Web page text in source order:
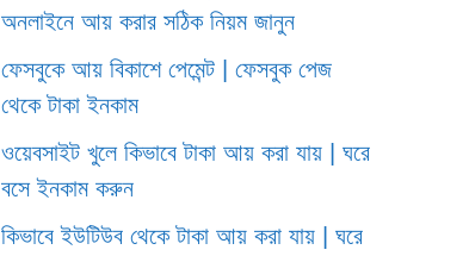
অনলাইনে আয় করার সঠিক নিয়ম জানুন
ফেসবুকে আয় বিকাশে পেমেন্ট | ফেসবুক পেজ
থেকে টাকা ইনকাম
ওয়েবসাইট খুলে কিভাবে টাকা আয় করা যায় | ঘরে
বসে ইনকাম করুন
কিভাবে ইউটিউব থেকে টাকা আয় করা যায় | ঘরে